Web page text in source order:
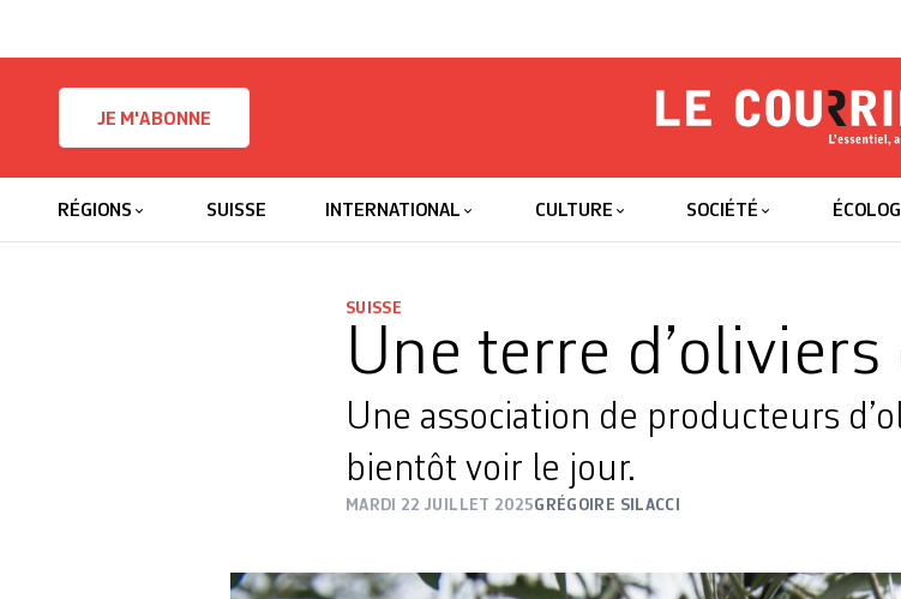
JE M'ABONNE
Le
RÉGIONS SUISSE INTERNATIONAL CULTURE SOCIÉTÉ
SUISSE
Une terre
Une association de producteurs
bientôt voir le jour.
MARDI 22 JUILLET 2025GRÉGOIRE SILACCI